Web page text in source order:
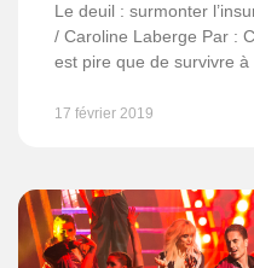
Le deuil : surmonter
/ Caroline Laberge Par :
est pire que de survivre
17 février 2019